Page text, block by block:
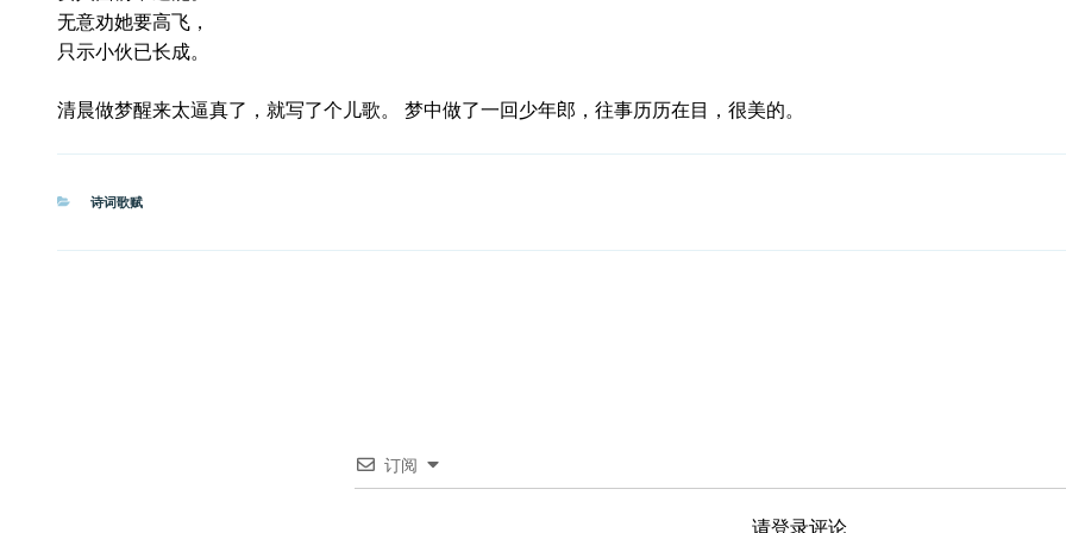
无意劝她要高飞，
只示小伙已长成。
清晨做梦醒来太逼真了，就写了个儿歌。 梦中做了一回少年郎，往事历历在目，很美的。
分
诗词歌赋
订阅
请登录评论